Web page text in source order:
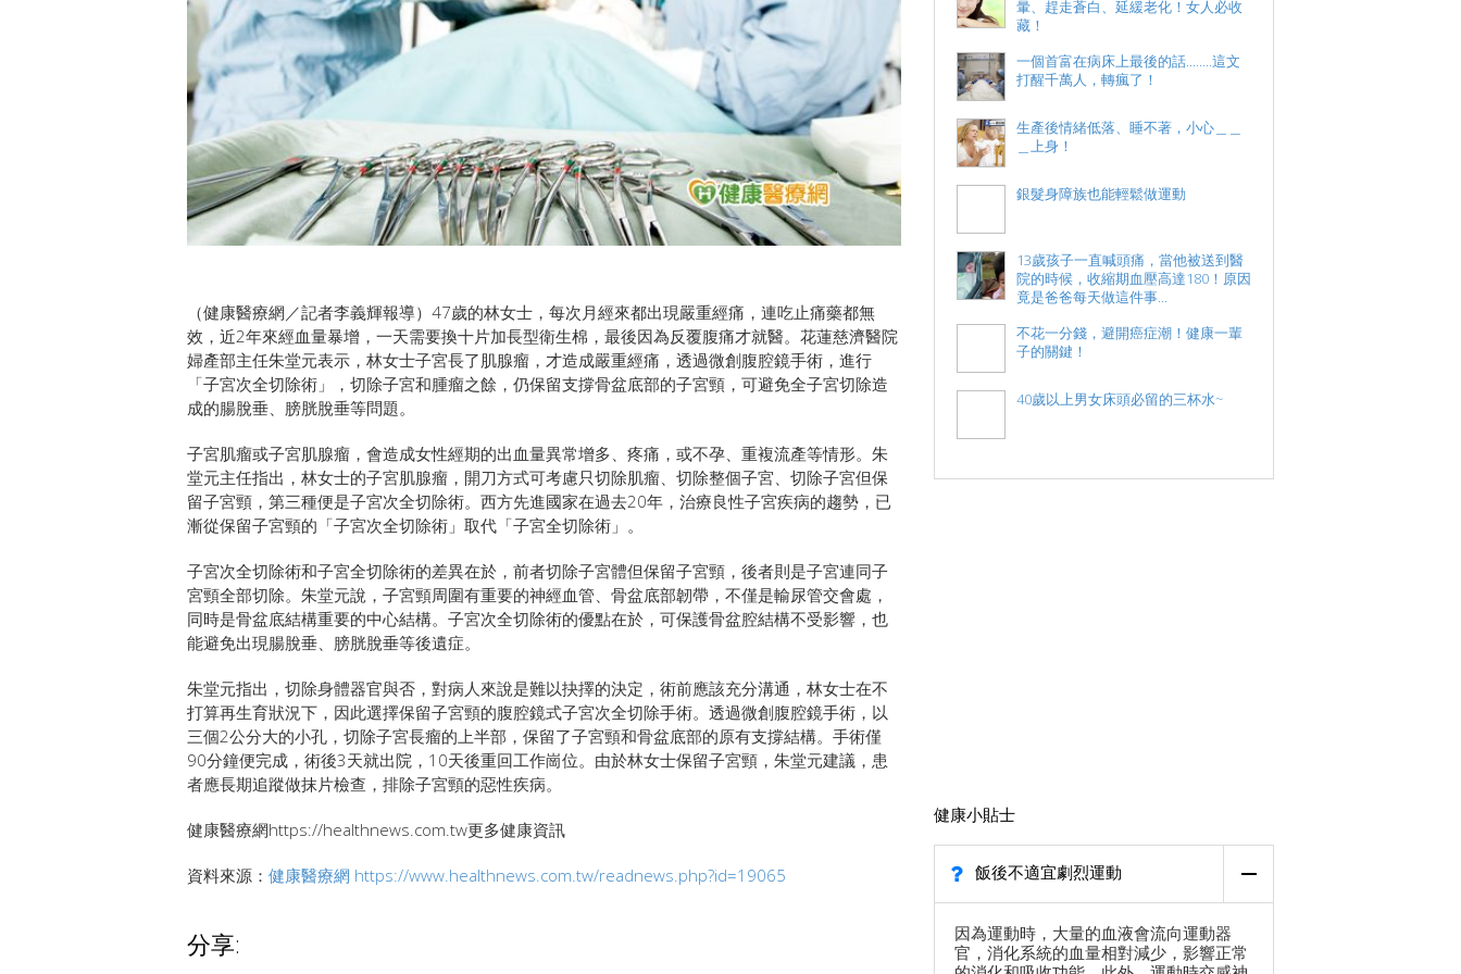
（健康醫療網／記者李義輝報導）47歲的林女士，每次月經來都出現嚴重經痛，連吃止痛藥都無
效，近2年來經血量暴增，一天需要換十片加長型衛生棉，最後因為反覆腹痛才就醫。花蓮慈濟醫院
婦產部主任朱堂元表示，林女士子宮長了肌腺瘤，才造成嚴重經痛，透過微創腹腔鏡手術，進行
「子宮次全切除術」，切除子宮和腫瘤之餘，仍保留支撐骨盆底部的子宮頸，可避免全子宮切除造
成的腸脫垂、膀胱脫垂等問題。
子宮肌瘤或子宮肌腺瘤，會造成女性經期的出血量異常增多、疼痛，或不孕、重複流產等情形。朱
堂元主任指出，林女士的子宮肌腺瘤，開刀方式可考慮只切除肌瘤、切除整個子宮、切除子宮但保
留子宮頸，第三種便是子宮次全切除術。西方先進國家在過去20年，治療良性子宮疾病的趨勢，已
漸從保留子宮頸的「子宮次全切除術」取代「子宮全切除術」。
子宮次全切除術和子宮全切除術的差異在於，前者切除子宮體但保留子宮頸，後者則是子宮連同子
宮頸全部切除。朱堂元說，子宮頸周圍有重要的神經血管、骨盆底部韌帶，不僅是輸尿管交會處，
同時是骨盆底結構重要的中心結構。子宮次全切除術的優點在於，可保護骨盆腔結構不受影響，也
能避免出現腸脫垂、膀胱脫垂等後遺症。
朱堂元指出，切除身體器官與否，對病人來說是難以抉擇的決定，術前應該充分溝通，林女士在不
打算再生育狀況下，因此選擇保留子宮頸的腹腔鏡式子宮次全切除手術。透過微創腹腔鏡手術，以
三個2公分大的小孔，切除子宮長瘤的上半部，保留了子宮頸和骨盆底部的原有支撐結構。手術僅
90分鐘便完成，術後3天就出院，10天後重回工作崗位。由於林女士保留子宮頸，朱堂元建議，患
者應長期追蹤做抹片檢查，排除子宮頸的惡性疾病。
健康醫療網https://healthnews.com.tw更多健康資訊
資料來源： 健康醫療網 https://www.healthnews.com.tw/readnews.php?id=19065
分享:
暈、趕走蒼白、延緩老化！女人必收
藏！
一個首富在病床上最後的話........這文
打醒千萬人，轉瘋了！
生產後情緒低落、睡不著，小心＿＿
＿上身！
銀髮身障族也能輕鬆做運動
13歲孩子一直喊頭痛，當他被送到醫
院的時候，收縮期血壓高達180！原因
竟是爸爸每天做這件事...
不花一分錢，避開癌症潮！健康一輩
子的關鍵！
40歲以上男女床頭必留的三杯水~
健康小貼士
飯後不適宜劇烈運動
因為運動時，大量的血液會流向運動器
官，消化系統的血量相對減少，影響正常